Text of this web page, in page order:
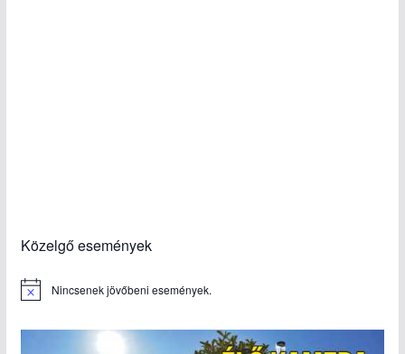
Közelgő események
N
i
Nincsenek jövőbeni események.